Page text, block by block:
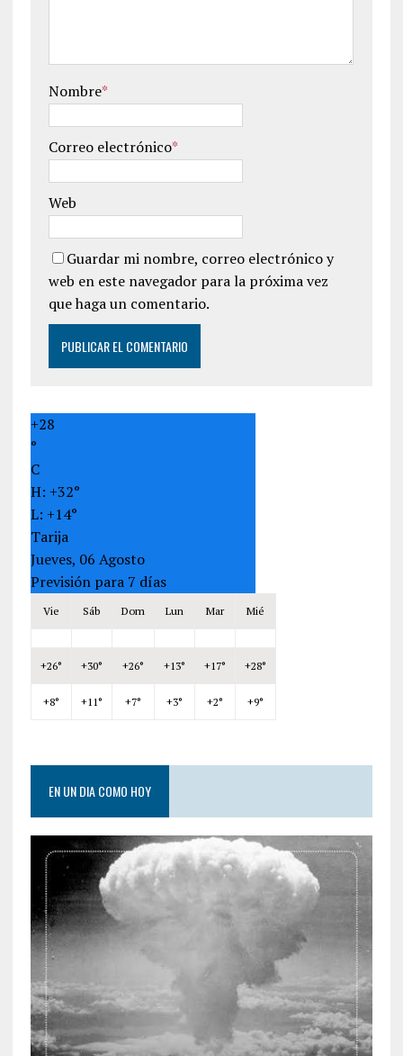
Nombre*
Correo electrónico*
Web
Guardar mi nombre, correo electrónico y
web en este navegador para la próxima vez
que haga un comentario.
+28
°
C
H: +32°
L: +14°
Tarija
Jueves, 06 Agosto
Previsión para 7 días
Vie Sáb Dom Lun Mar Mié
+26° +30° +26° +13° +17° +28°
+8° +11° +7° +3° +2° +9°
EN UN DIA COMO HOY